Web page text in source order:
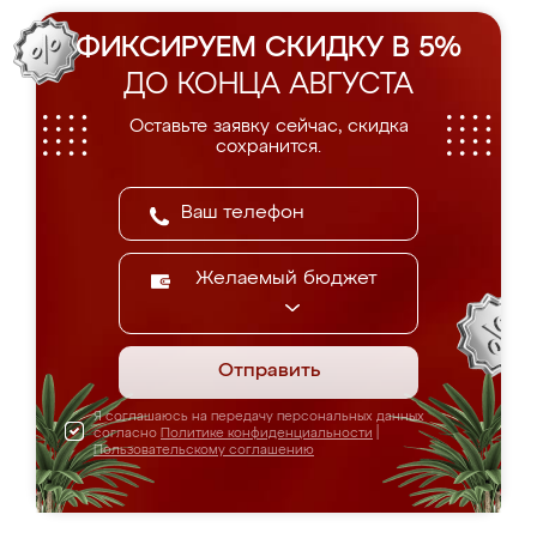
ФИКСИРУЕМ СКИДКУ В 5%
ДО КОНЦА АВГУСТА
Оставьте заявку сейчас, скидка
сохранится.
Желаемый бюджет
Отправить
Я соглашаюсь на передачу персональных данных
согласно Политике конфиденциальности
Пользовательскому соглашению